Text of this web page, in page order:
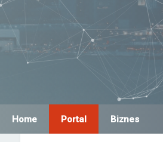
Home Portal Biznes